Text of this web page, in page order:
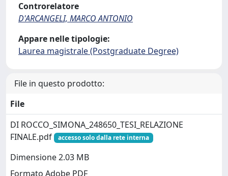
Controrelatore
D'ARCANGELI, MARCO ANTONIO
Appare nelle tipologie:
Laurea magistrale (Postgraduate Degree)
File in questo prodotto:
File
DI ROCCO_SIMONA_248650_TESI_RELAZIONE
FINALE.pdf
accesso solo dalla rete interna
Dimensione 2.03 MB
Formato Adobe PDF